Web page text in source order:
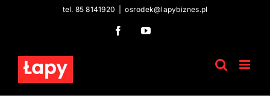
tel. 85 8141920 osrodek@lapybiznes.pl
FacebookYouTube